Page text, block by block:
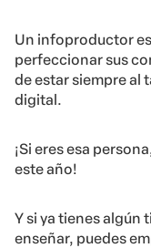
Un infoproductor
perfeccionar sus
de estar siempre al
digital.
¡Si eres esa
este año!
Y si ya tienes algún
enseñar, puedes